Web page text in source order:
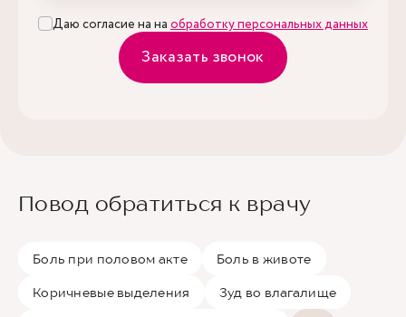
Даю согласие на на обработку персональных данных
Заказать звонок
Повод обратиться к врачу
Боль при половом акте Боль в животе
Коричневые выделения Зуд во влагалище